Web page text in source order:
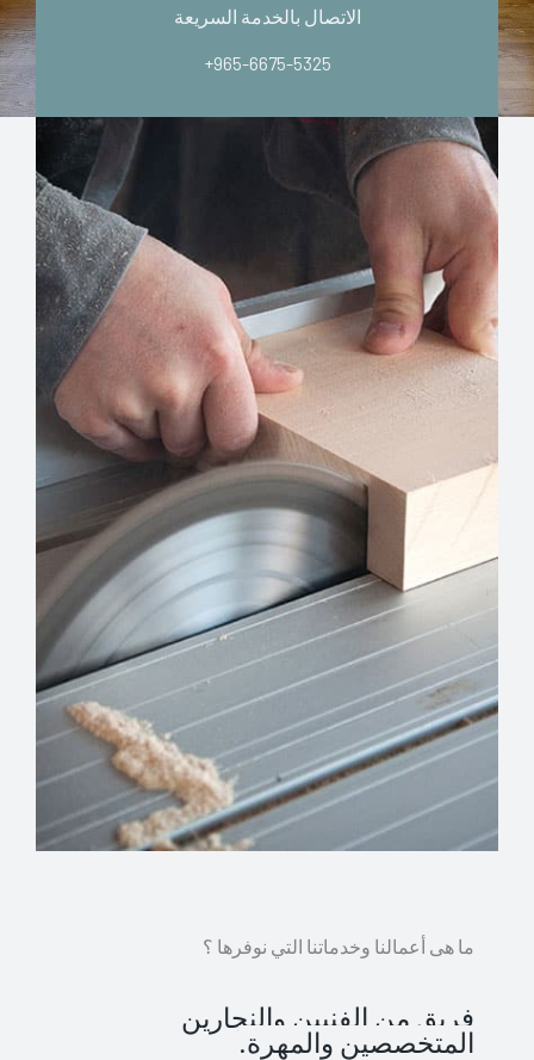
الاتصال بالخدمة السريعة
+965-6675-5325
ما هى أعمالنا وخدماتنا التي نوفرها ؟
فريق من الفنيين والنجارين
المتخصصين والمهرة.